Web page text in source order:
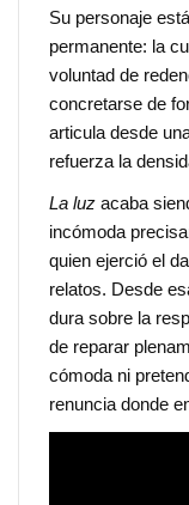
Su personaje
permanente: la
voluntad de
concretarse de
articula desde
refuerza la
La luzacaba
incómoda
quien ejerció el
relatos. Desde
dura sobre la
de reparar
cómoda ni
renuncia donde